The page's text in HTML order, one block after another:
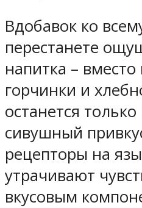
Вдобавок ко
перестанете
напитка –
горчинки и
останется
сивушный
рецепторы на
утрачивают
вкусовым